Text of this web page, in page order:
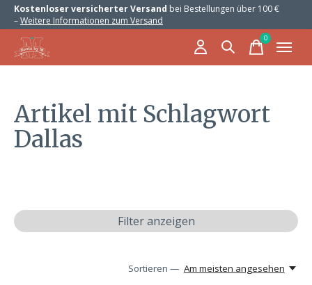
Kostenloser versicherter Versand bei Bestellungen über 100 €
–Weitere Informationen zum Versand
0items
Artikel mit Schlagwort
Dallas
Filter anzeigen
Sortieren — Am meisten angesehen